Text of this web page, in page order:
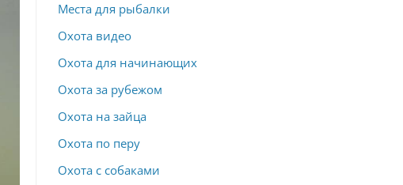
Места для рыбалки
Охота видео
Охота для начинающих
Охота за рубежом
Охота на зайца
Охота по перу
Охота с собаками